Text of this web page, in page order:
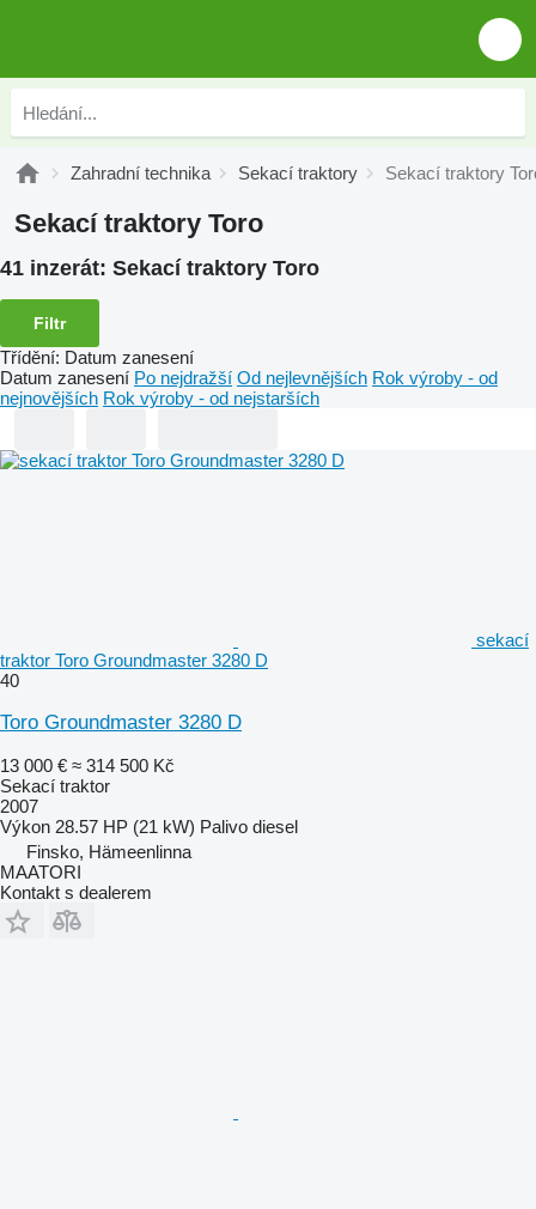
Zahradní technika Sekací traktory Sekací traktory
Sekací traktory Toro
41 inzerát: Sekací traktory Toro
Filtr
Třídění: Datum zanesení
Datum zanesení Po nejdražší Od nejlevnějších Rok výroby - od
nejnovějších Rok výroby - od nejstarších
sekací
traktor Toro Groundmaster 3280 D
40
Toro Groundmaster 3280 D
13 000 € ≈ 314 500 Kč
Sekací traktor
2007
Výkon 28.57 HP (21 kW) Palivo diesel
Finsko, Hämeenlinna
MAATORI
Kontakt s dealerem